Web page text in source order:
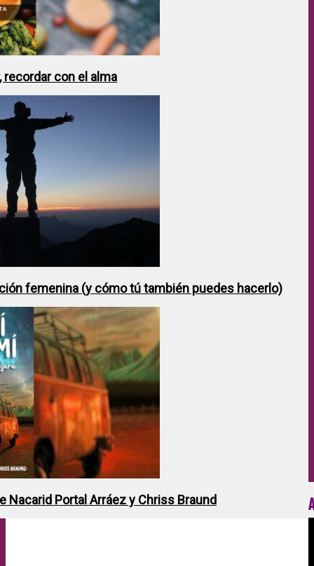
recordar con el alma
femenina (y cómo tú también puedes hacerlo)
Nacarid Portal Arráez y Chriss Braund